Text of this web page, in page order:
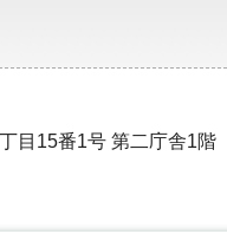
目15番1号 第二庁舎1階